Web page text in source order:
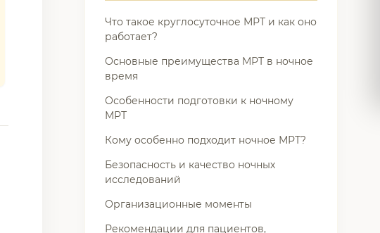
Что такое круглосуточное МРТ и как оно
работает?
Основные преимущества МРТ в ночное
время
Особенности подготовки к ночному
МРТ
Кому особенно подходит ночное МРТ?
Безопасность и качество ночных
исследований
Организационные моменты
Рекомендации для пациентов,